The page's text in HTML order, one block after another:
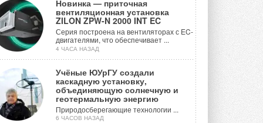
Системы дымоудаления
Новинка — приточная
вентиляционная установка
ZILON ZPW-N 2000 INT EC
Серия построена на вентиляторах с EC-
двигателями, что обеспечивает ...
4 ЧАСА НАЗАД
Учёные ЮУрГУ создали
каскадную установку,
объединяющую солнечную и
геотермальную энергию
Природосберегающие технологии ...
6 ЧАСОВ НАЗАД